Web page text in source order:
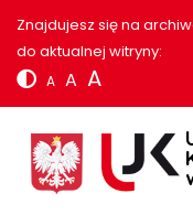
Znajdujesz się na
do aktualnej witryny:
A A A